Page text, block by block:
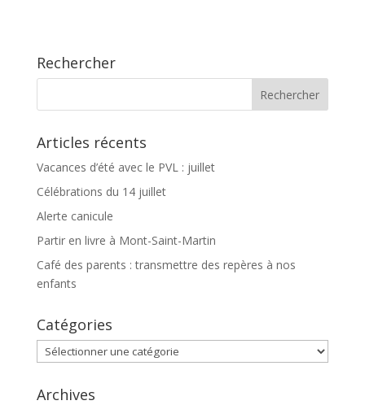
Rechercher
Articles récents
Vacances d’été avec le PVL : juillet
Célébrations du 14 juillet
Alerte canicule
Partir en livre à Mont-Saint-Martin
Café des parents : transmettre des repères à nos
enfants
Catégories
Catégories
Archives